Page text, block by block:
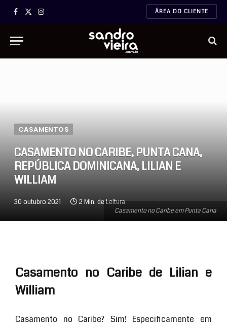
Facebook
X
Instagram ÁREA DO CLIENTE
Casamento no Caribe em Punta Cana
CASAMENTOS
CASAMENTO NO CARIBE, PUNTA CANA,
REPÚBLICA DOMINICANA, LILIAN E
WILLIAM
30 outubro 2021 2 Min. de Leitura
Casamento no Caribe de Lilian e
William
Casamento no Caribe? Sim! Especificamente em